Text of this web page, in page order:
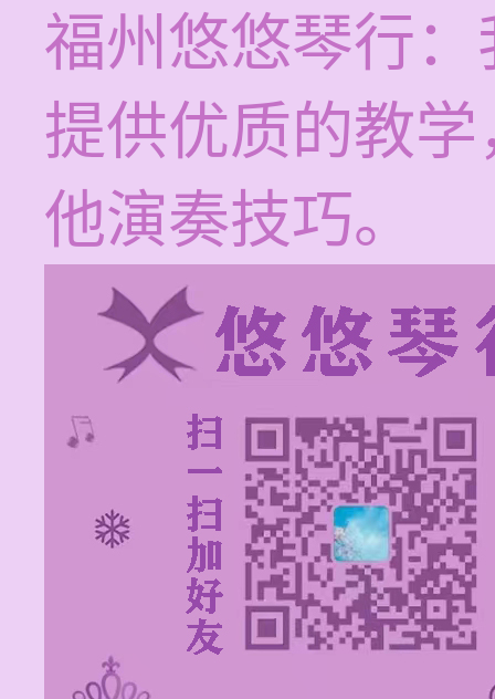
福州悠悠琴行
提供优质的教
他演奏技巧。